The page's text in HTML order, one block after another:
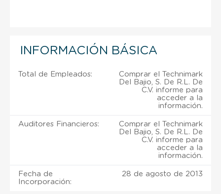
INFORMACIÓN BÁSICA
Total de Empleados:
Comprar el Technimark
Del Bajio, S. De R.L. De
C.V. informe para
acceder a la
información.
Auditores Financieros:
Comprar el Technimark
Del Bajio, S. De R.L. De
C.V. informe para
acceder a la
información.
Fecha de
Incorporación:
28 de agosto de 2013